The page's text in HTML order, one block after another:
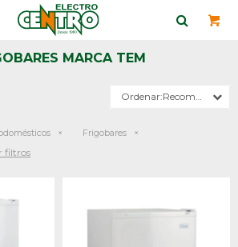
MARCA TEM
Recomendados
Frigobares
filtros